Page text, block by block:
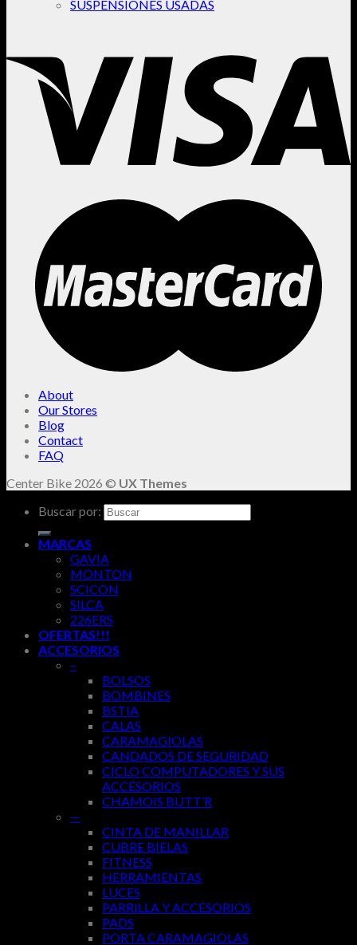
SUSPENSIONES USADAS
About
Our Stores
Blog
Contact
FAQ
Center Bike 2026 © UX Themes
Buscar por:
MARCAS
GAVIA
MONTON
SCICON
SILCA
226ERS
OFERTAS!!!
ACCESORIOS
–
BOLSOS
BOMBINES
BSTIA
CALAS
CARAMAGIOLAS
CANDADOS DE SEGURIDAD
CICLO COMPUTADORES Y SUS
ACCESORIOS
CHAMOIS BUTT’R
—
CINTA DE MANILLAR
CUBRE BIELAS
FITNESS
HERRAMIENTAS
LUCES
PARRILLA Y ACCESORIOS
PADS
PORTA CARAMAGIOLAS